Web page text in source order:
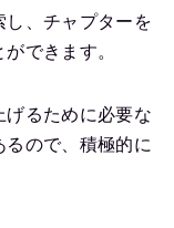
し、チャプターを
できます。
げるために必要な
るので、積極的に